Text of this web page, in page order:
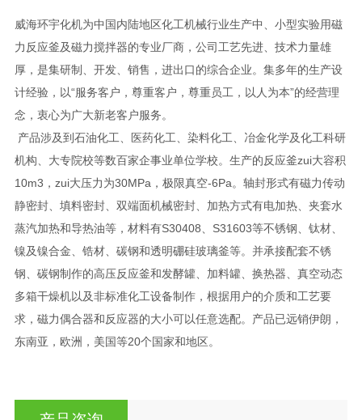
威海环宇化机为中国内陆地区化工机械行业生产中、小型实验用磁
力反应釜及磁力搅拌器的专业厂商，公司工艺先进、技术力量雄
厚，是集研制、开发、销售，进出口的综合企业。集多年的生产设
计经验，以“服务客户，尊重客户，尊重员工，以人为本”的经营理
念，衷心为广大新老客户服务。
产品涉及到石油化工、医药化工、染料化工、冶金化学及化工科研
机构、大专院校等数百家企事业单位学校。生产的反应釜zui大容积
10m3，zui大压力为30MPa，极限真空-6Pa。轴封形式有磁力传动
静密封、填料密封、双端面机械密封、加热方式有电加热、夹套水
蒸汽加热和导热油等，材料有S30408、S31603等不锈钢、钛材、
镍及镍合金、锆材、碳钢和透明硼硅玻璃釜等。并承接配套不锈
钢、碳钢制作的高压反应釜和发酵罐、加料罐、换热器、真空动态
多箱干燥机以及非标准化工设备制作，根据用户的介质和工艺要
求，磁力偶合器和反应器的大小可以任意选配。产品已远销伊朗，
东南亚，欧洲，美国等20个国家和地区。